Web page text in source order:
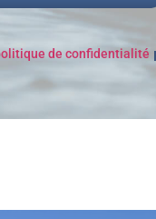
de confidentialité